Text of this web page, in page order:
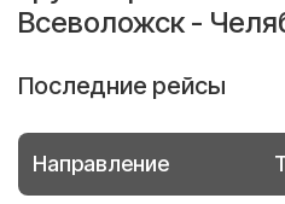
Всеволожск -
Последние рейсы
Направление